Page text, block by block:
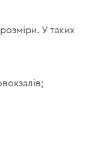
У таких